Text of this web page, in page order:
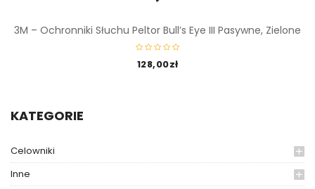
KATEGORIE
Celowniki
Inne
3M – Ochronniki Słuchu Peltor Bull’s Eye III Pasywne, Zielone
128,00zł